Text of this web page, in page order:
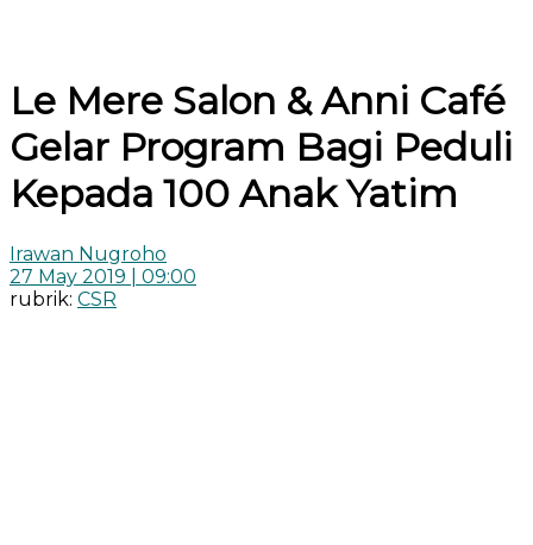
Le Mere Salon & Anni Café
Gelar Program Bagi Peduli
Kepada 100 Anak Yatim
Irawan Nugroho
27 May 2019 | 09:00
rubrik: CSR